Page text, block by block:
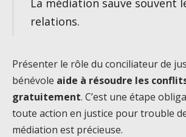
La médiation sauve souvent
relations.
Présenter le rôle du conciliateur de
bénévole aide à résoudre les
gratuitement. C’est une étape
toute action en justice pour trouble
médiation est précieuse.